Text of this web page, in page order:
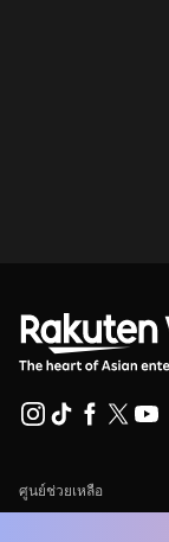
ศูนย์ช่วยเหลือ